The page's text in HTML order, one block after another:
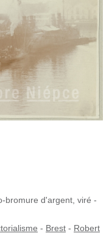
bromure d'argent, viré -
- Brest - Robert